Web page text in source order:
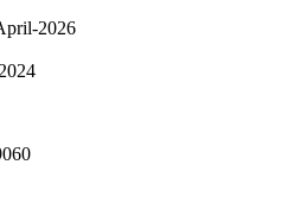
2026